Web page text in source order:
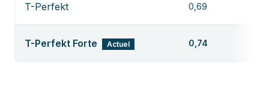
T-Perfekt 0,69
T-Perfekt Forte Actuel 0,74